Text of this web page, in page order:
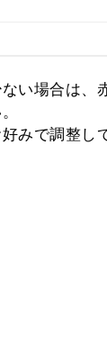
い場合は、
みで調整し